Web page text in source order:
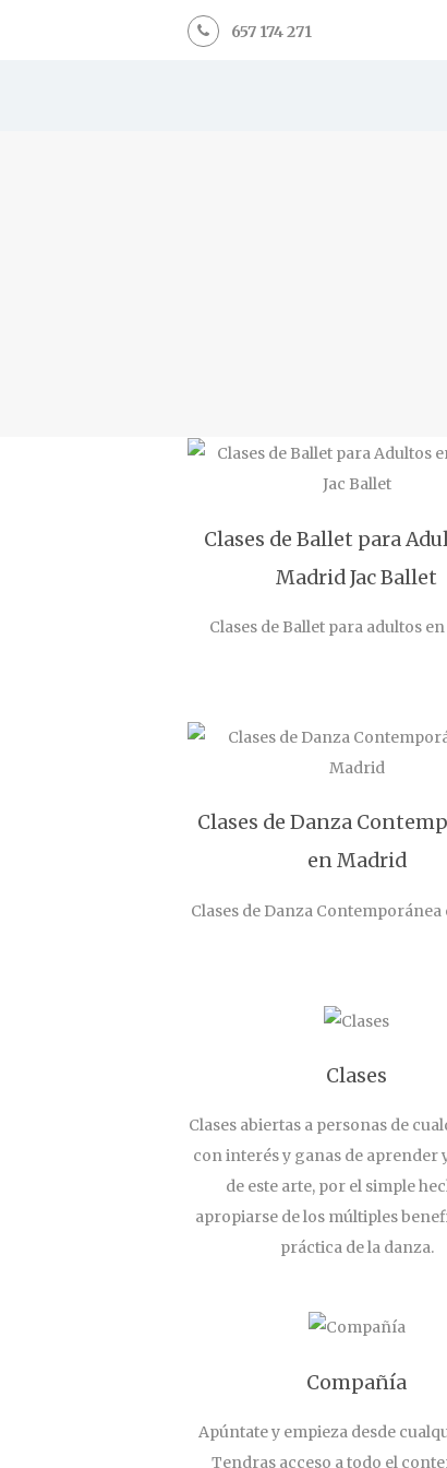
657 174 271
Clases de Ballet para
Madrid Jac Ballet
Clases de Ballet para adultos
Clases de Danza
en Madrid
Clases de Danza
Clases
Clases abiertas a personas de
con interés y ganas de aprender
de este arte, por el simple
apropiarse de los múltiples
práctica de la danza.
Compañía
Apúntate y empieza desde
Tendras acceso a todo el